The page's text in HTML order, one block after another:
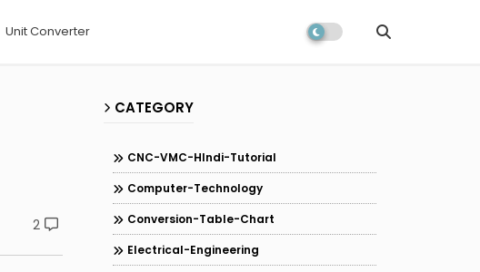
Unit Converter
2
CATEGORY
CNC-VMC-HIndi-Tutorial
Computer-Technology
Conversion-Table-Chart
Electrical-Engineering